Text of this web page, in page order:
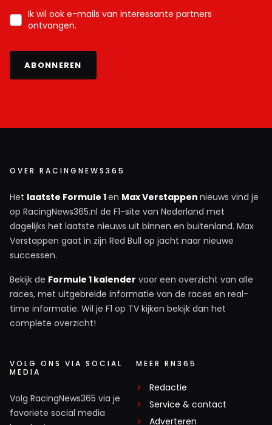
Ik wil ook e-mails van interessante partners
ontvangen.
ABONNEREN
OVER RACINGNEWS365
Het laatste Formule 1en Max Verstappen nieuws vind je
op RacingNews365.nl de F1-site van Nederland met
dagelijks het laatste nieuws uit binnen en buitenland. Max
Verstappen gaat in zijn Red Bull op jacht naar nieuwe
successen.
Bekijk de Formule 1 kalender voor een overzicht van alle
races, met uitgebreide informatie van de races en real-
time informatie. Wil je F1 op TV kijken bekijk dan het
complete overzicht!
VOLG ONS VIA SOCIAL
MEDIA
Volg RacingNews365 via je
favoriete social media
MEER RN365
Redactie
Service & contact
Adverteren